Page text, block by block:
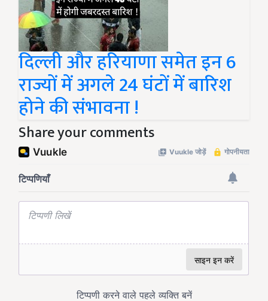
दिल्ली और हरियाणा समेत इन 6
राज्यों में अगले 24 घंटों में बारिश
होने की संभावना !
Share your comments